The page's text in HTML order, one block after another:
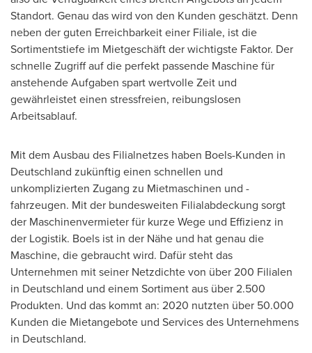
Standort. Genau das wird von den Kunden geschätzt. Denn
neben der guten Erreichbarkeit einer Filiale, ist die
Sortimentstiefe im Mietgeschäft der wichtigste Faktor. Der
schnelle Zugriff auf die perfekt passende Maschine für
anstehende Aufgaben spart wertvolle Zeit und
gewährleistet einen stressfreien, reibungslosen
Arbeitsablauf.
Mit dem Ausbau des Filialnetzes haben Boels-Kunden in
Deutschland zukünftig einen schnellen und
unkomplizierten Zugang zu Mietmaschinen und -
fahrzeugen. Mit der bundesweiten Filialabdeckung sorgt
der Maschinenvermieter für kurze Wege und Effizienz in
der Logistik. Boels ist in der Nähe und hat genau die
Maschine, die gebraucht wird. Dafür steht das
Unternehmen mit seiner Netzdichte von über 200 Filialen
in Deutschland und einem Sortiment aus über 2.500
Produkten. Und das kommt an: 2020 nutzten über 50.000
Kunden die Mietangebote und Services des Unternehmens
in Deutschland.